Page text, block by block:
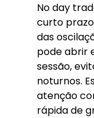
No day
curto
das
pode abrir
sessão,
noturnos.
atenção
rápida de